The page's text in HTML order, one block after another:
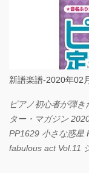
新譜楽譜-2020年02
ピアノ初心者が弾
ター・マガジン
PP1629 小さな惑
fabulous act Vol.11